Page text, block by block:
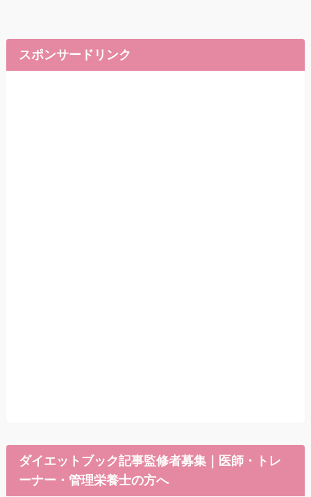
スポンサードリンク
ダイエットブック記事監修者募集｜医師・トレ
ーナー・管理栄養士の方へ